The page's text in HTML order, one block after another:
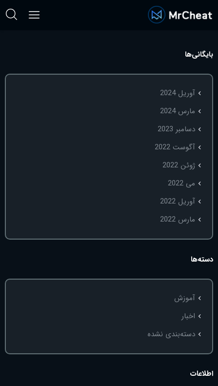
بایگانی‌ها
آوریل 2024
مارس 2024
دسامبر 2023
آگوست 2022
ژوئن 2022
می 2022
آوریل 2022
مارس 2022
دسته‌ها
آموزش
اخبار
دسته‌بندی نشده
اطلاعات